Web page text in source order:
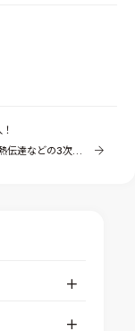
【製品情報】熱伝導・接触熱伝達・対流熱伝達・輻射熱伝達などの3次元熱解析ソリューション「GT-TAITherm」（その3）